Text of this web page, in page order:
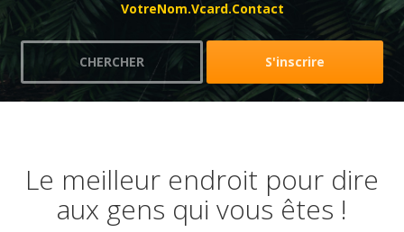
VotreNom.Vcard.Contact
CHERCHER S'inscrire
Le meilleur endroit pour dire
aux gens qui vous êtes !